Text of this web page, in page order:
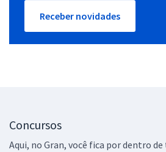
Receber novidades
Concursos
Aqui, no Gran, você fica por dentro de